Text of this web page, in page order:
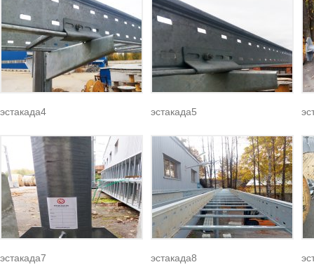
эстакада4 эстакада5
эстакада7 эстакада8